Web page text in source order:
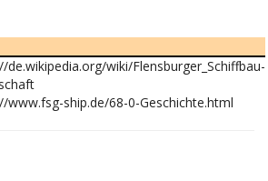
de.wikipedia.org/wiki/Flensburger_Schiffbau-
www.fsg-ship.de/68-0-Geschichte.html